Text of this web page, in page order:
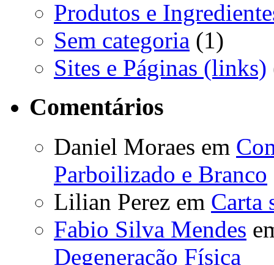
Produtos e
Sem categoria (1)
Sites e Páginas (links)
Comentários
Daniel Moraes em
Parboilizado e Branco
Lilian Perez em Carta
Fabio Silva Mendes
Degeneração Física